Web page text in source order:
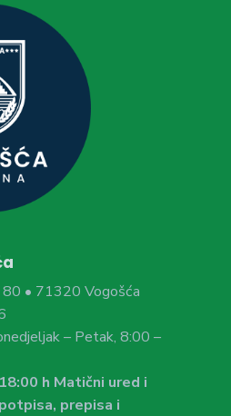
80 • 71320 Vogošća
– Petak, 8:00 –
h Matični ured i
prepisa i